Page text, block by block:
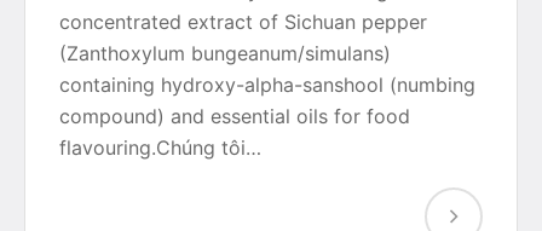
concentrated extract of Sichuan pepper
(Zanthoxylum bungeanum/simulans)
containing hydroxy-alpha-sanshool (numbing
compound) and essential oils for food
flavouring.Chúng tôi…